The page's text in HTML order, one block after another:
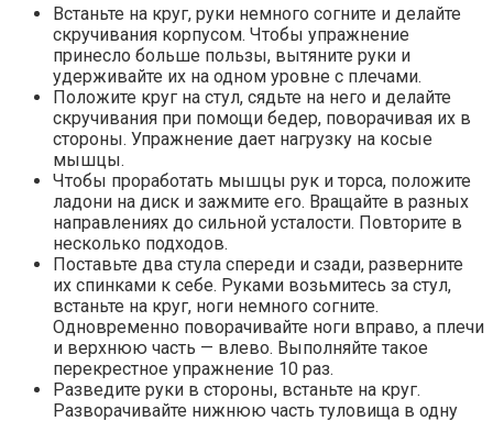
Встаньте на круг, руки немного согните и делайте
скручивания корпусом. Чтобы упражнение
принесло больше пользы, вытяните руки и
удерживайте их на одном уровне с плечами.
Положите круг на стул, сядьте на него и делайте
скручивания при помощи бедер, поворачивая их в
стороны. Упражнение дает нагрузку на косые
мышцы.
Чтобы проработать мышцы рук и торса, положите
ладони на диск и зажмите его. Вращайте в разных
направлениях до сильной усталости. Повторите в
несколько подходов.
Поставьте два стула спереди и сзади, разверните
их спинками к себе. Руками возьмитесь за стул,
встаньте на круг, ноги немного согните.
Одновременно поворачивайте ноги вправо, а плечи
и верхнюю часть — влево. Выполняйте такое
перекрестное упражнение 10 раз.
Разведите руки в стороны, встаньте на круг.
Разворачивайте нижнюю часть туловища в одну